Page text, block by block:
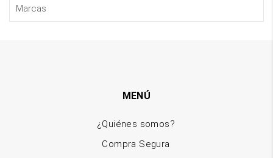
MENÚ
¿Quiénes somos?
Compra Segura